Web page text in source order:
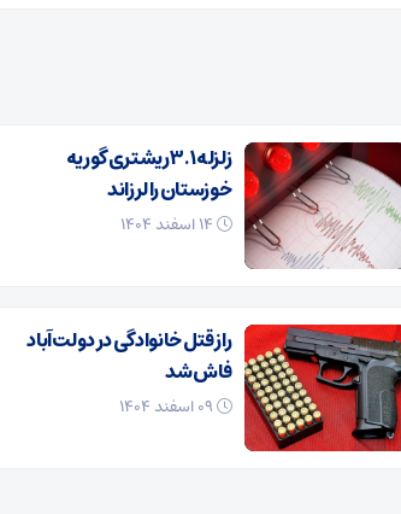
زلزله ۳.۱ ریشتری گوریه
خوزستان را لرزاند
راز قتل خانوادگی در دولت‌آباد
فاش شد